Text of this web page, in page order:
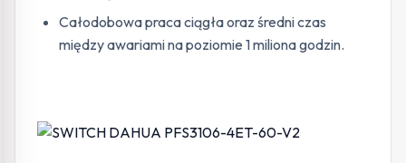
Całodobowa praca ciągła oraz średni czas
między awariami na poziomie 1 miliona godzin.